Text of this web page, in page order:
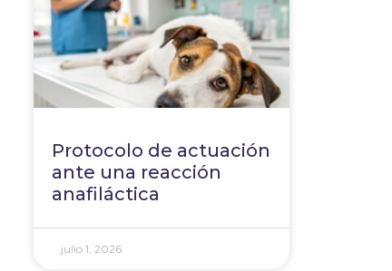
Protocolo de actuación
ante una reacción
anafiláctica
julio 1, 2026